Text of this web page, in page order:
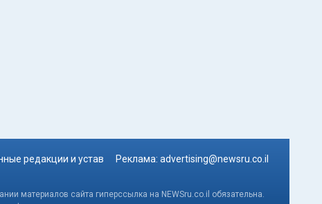
редакции и устав Реклама: advertising@newsru.co.il
материалов сайта гиперссылка на NEWSru.co.il обязательна.